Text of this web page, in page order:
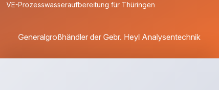
VE-Prozesswasseraufbereitung für Thüringen
Generalgroßhändler der Gebr. Heyl Analysentechnik